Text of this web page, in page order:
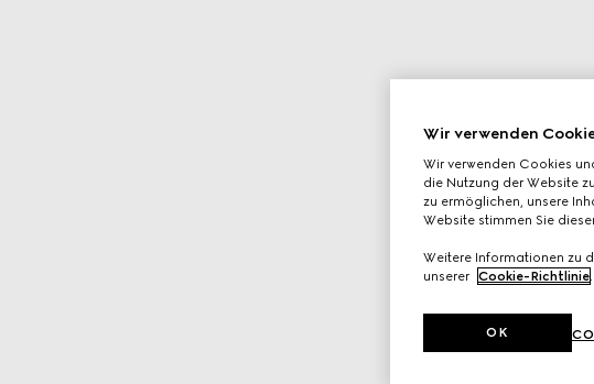
Wir verwenden
Wir verwenden Cookies
die Nutzung der Website
zu ermöglichen, unsere
Website stimmen Sie
Weitere Informationen zu
unserer Cookie-Richtlinie
OK